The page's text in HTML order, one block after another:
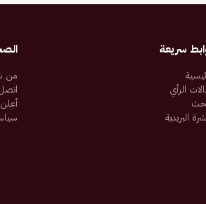
سريعة
الرأي
البريدية
من